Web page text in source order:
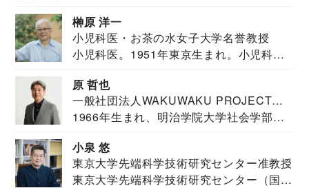
榊原 洋一
小児科医・お茶の水女子大学名誉教授
小児科医。1951年東京生まれ。小児科
原 哲也
一般社団法人WAKUWAKU PROJECT
JAPAN代表・言語聴覚士・社会福祉士
1966年生まれ、明治学院大学社会学部福
小泉 悠
東京大学先端科学技術研究センター准教授
東京大学先端科学技術研究センター（国際